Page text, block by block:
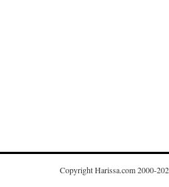
Copyright Harissa.com 2000-